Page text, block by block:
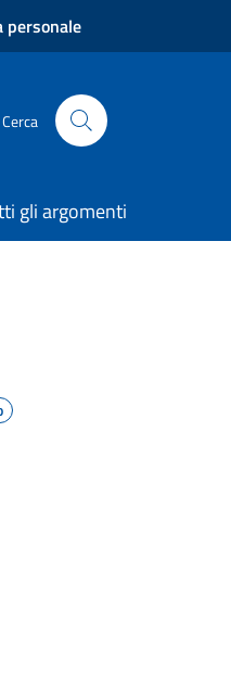
personale
Cerca
gli argomenti